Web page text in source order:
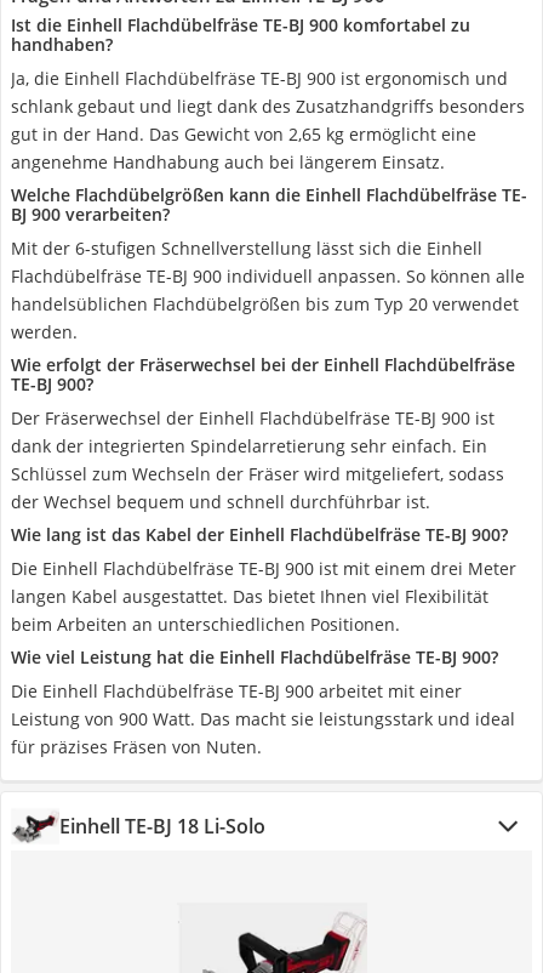
Ist die Einhell Flachdübelfräse TE-BJ 900 komfortabel zu
handhaben?
Ja, die Einhell Flachdübelfräse TE-BJ 900 ist ergonomisch und
schlank gebaut und liegt dank des Zusatzhandgriffs besonders
gut in der Hand. Das Gewicht von 2,65 kg ermöglicht eine
angenehme Handhabung auch bei längerem Einsatz.
Welche Flachdübelgrößen kann die Einhell Flachdübelfräse TE-
BJ 900 verarbeiten?
Mit der 6-stufigen Schnellverstellung lässt sich die Einhell
Flachdübelfräse TE-BJ 900 individuell anpassen. So können alle
handelsüblichen Flachdübelgrößen bis zum Typ 20 verwendet
werden.
Wie erfolgt der Fräserwechsel bei der Einhell Flachdübelfräse
TE-BJ 900?
Der Fräserwechsel der Einhell Flachdübelfräse TE-BJ 900 ist
dank der integrierten Spindelarretierung sehr einfach. Ein
Schlüssel zum Wechseln der Fräser wird mitgeliefert, sodass
der Wechsel bequem und schnell durchführbar ist.
Wie lang ist das Kabel der Einhell Flachdübelfräse TE-BJ 900?
Die Einhell Flachdübelfräse TE-BJ 900 ist mit einem drei Meter
langen Kabel ausgestattet. Das bietet Ihnen viel Flexibilität
beim Arbeiten an unterschiedlichen Positionen.
Wie viel Leistung hat die Einhell Flachdübelfräse TE-BJ 900?
Die Einhell Flachdübelfräse TE-BJ 900 arbeitet mit einer
Leistung von 900 Watt. Das macht sie leistungsstark und ideal
für präzises Fräsen von Nuten.
Einhell TE-BJ 18 Li-Solo